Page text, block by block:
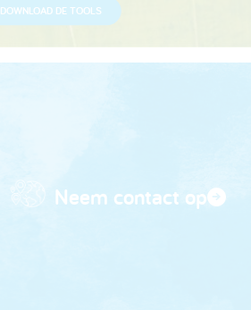
DOWNLOAD DE TOOLS
Neem contact op